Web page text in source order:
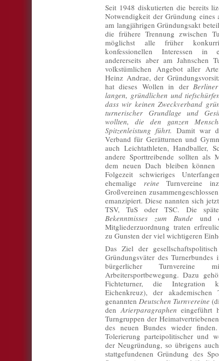
Seit 1948 diskutierten die bereits
Notwendigkeit der Gründung eines
am langjährigen Gründungsakt
die frühere Trennung zwischen
möglichst alle früher
konfessionellen Interessen in
andererseits aber am Jahnschen
volkstümlichen Angebot aller
Heinz Andrae, der
hat dieses Wollen in der
langen, gründlichen und
dass wir keinen Zweckverband
turnerischer Grundlage und
wollten, die den ganzen
Spitzenleistung führt.Damit war
Verband für Gerätturnen und
auch Leichtathleten, Handballer,
andere Sporttreibende sollten als
dem neuen Dach bleiben
Folgezeit schwieriges
ehemalige reine Turnvereine
Großvereinen
emanzipiert. Diese nannten sich
TSV, TuS oder TSC. Die
Bekenntnisses zum Bunde und
Mitgliederzuordnung traten
zu Gunsten der viel wichtigeren
Das Ziel der
Gründungsväter des
bürgerlicher
Arbeitersportbewegung. Dazu
Fichteturner, die Integration
Eichenkreuz), der
genanntenDeutschen Turnvereine
denArierparagraphen eingeführt
Turngruppen der
des neuen Bundes wieder
Tolerierung parteipolitischer und
der Neugründung, so übrigens
stattgefundenen Gründung des